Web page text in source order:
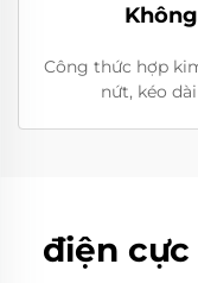
Công thức hợp
nứt, kéo
điện